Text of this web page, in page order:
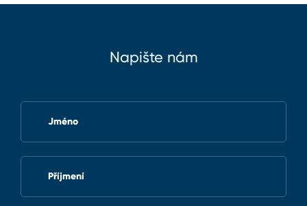
Napište nám
Jméno
Příjmení